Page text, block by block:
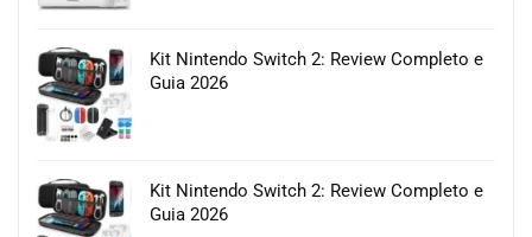
Kit Nintendo Switch 2: Review Completo e
Guia 2026
Kit Nintendo Switch 2: Review Completo e
Guia 2026